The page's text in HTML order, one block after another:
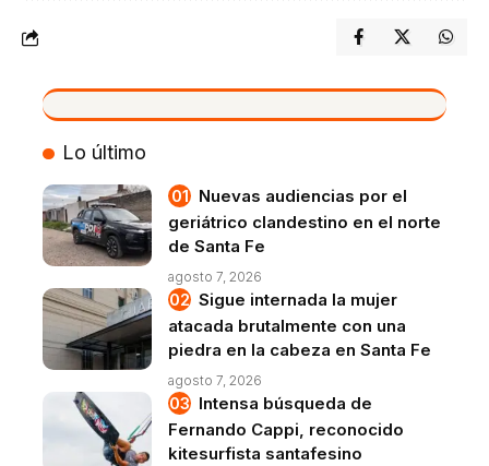
VIVO
Lo último
Nuevas audiencias por el
geriátrico clandestino en el norte
de Santa Fe
agosto 7, 2026
Sigue internada la mujer
atacada brutalmente con una
piedra en la cabeza en Santa Fe
agosto 7, 2026
Intensa búsqueda de
Fernando Cappi, reconocido
kitesurfista santafesino